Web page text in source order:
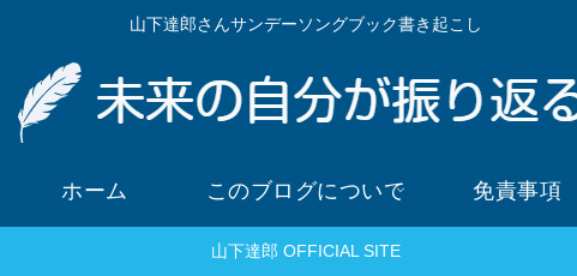
山下達郎さんサンデーソングブック書き起こし
ホーム このブログについて 免責事項
山下達郎 OFFICIAL SITE